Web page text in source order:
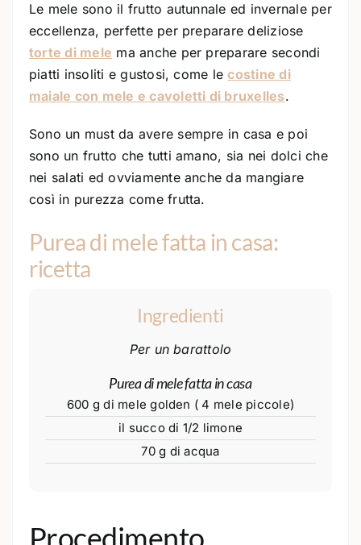
Le mele sono il frutto autunnale ed invernale per
eccellenza, perfette per preparare deliziose
torte di mele ma anche per preparare secondi
piatti insoliti e gustosi, come lecostine di
maiale con mele e cavoletti di bruxelles.
Sono un must da avere sempre in casa e poi
sono un frutto che tutti amano, sia nei dolci che
nei salati ed ovviamente anche da mangiare
così in purezza come frutta.
Purea di mele fatta in casa:
ricetta
Ingredienti
Per un barattolo
Purea di mele fatta in casa
600 g di mele golden ( 4 mele piccole)
il succo di 1/2 limone
70 g di acqua